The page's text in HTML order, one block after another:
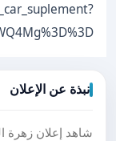
نبذة عن الإعلان
شاهد إعلان زهرة